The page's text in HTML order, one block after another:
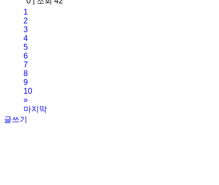
1
2
3
4
5
6
7
8
9
10
»
마지막
글쓰기